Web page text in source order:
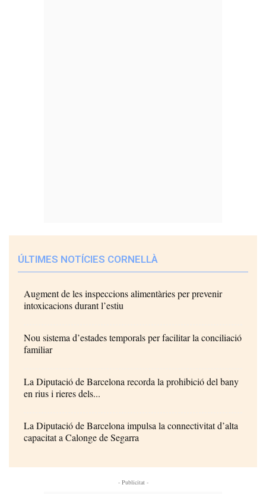
ÚLTIMES NOTÍCIES CORNELLÀ
Augment de les inspeccions alimentàries per prevenir
intoxicacions durant l’estiu
Nou sistema d’estades temporals per facilitar la conciliació
familiar
La Diputació de Barcelona recorda la prohibició del bany
en rius i rieres dels...
La Diputació de Barcelona impulsa la connectivitat d’alta
capacitat a Calonge de Segarra
- Publicitat -